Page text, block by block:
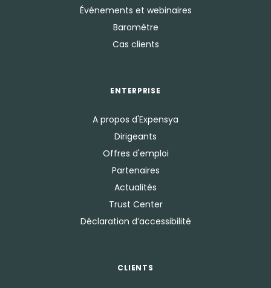
Événements et webinaires
Baromètre
Cas clients
ENTERPRISE
A propos d'Expensya
Dirigeants
Offres d'emploi
Partenaires
Actualités
Trust Center
Déclaration d’accessibilité
CLIENTS